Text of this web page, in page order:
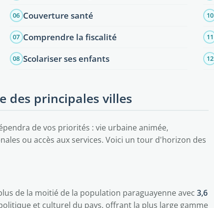
06 Couverture santé
07 Comprendre la fiscalité
08 Scolariser ses enfants
10
11
12
des principales villes
de vos priorités : vie urbaine animée,
ou accès aux services. Voici un tour d'horizon des
de la moitié de la population paraguayenne avec 3,6
et culturel du pays, offrant la plus large gamme